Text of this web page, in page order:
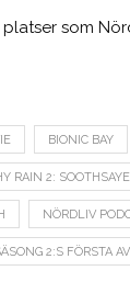
som
BIONIC BAY
RAIN 2:
NÖRDLIV
2:S FÖRSTA